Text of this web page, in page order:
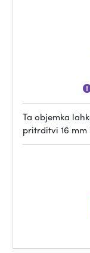
Ta objemka
pritrditvi 16